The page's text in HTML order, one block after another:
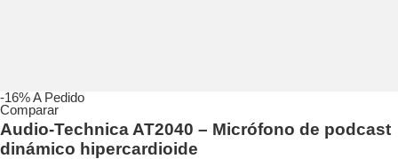
-16%A Pedido
Comparar
Audio-Technica AT2040 – Micrófono de podcast
dinámico hipercardioide